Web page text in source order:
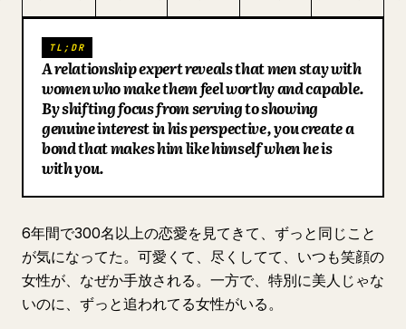
ブログ
更新情報
TL;DR
A relationship expert reveals that men stay with
women who make them feel worthy and capable.
By shifting focus from serving to showing
genuine interest in his perspective, you create a
bond that makes him like himself when he is
with you.
6年間で300名以上の恋愛を見てきて、ずっと同じこと
が気になってた。可愛くて、尽くしてて、いつも笑顔の
女性が、なぜか手放される。一方で、特別に美人じゃな
いのに、ずっと追われてる女性がいる。